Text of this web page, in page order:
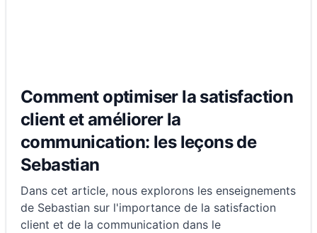
Comment optimiser la satisfaction
client et améliorer la
communication: les leçons de
Sebastian
Dans cet article, nous explorons les enseignements
de Sebastian sur l'importance de la satisfaction
client et de la communication dans le